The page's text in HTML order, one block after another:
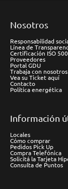
Nosotros
Responsabilidad
Línea de
Certificación ISO
Proveedores
Portal GDU
Trabaja con nosotros
Vea su Ticket aquí
Contacto
Política energética
Información
Locales
Cómo comprar
Pedidos Pick Up
Compra Telefónica
Solicitá la Tarjeta
Consulta de Puntos